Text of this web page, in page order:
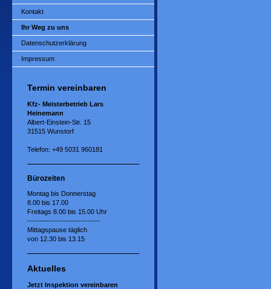
Kontakt
Ihr Weg zu uns
Datenschutzerklärung
Impressum
Termin vereinbaren
Kfz- Meisterbetrieb Lars
Heinemann
Albert-Einstein-Str. 15
31515 Wunstorf
Telefon: +49 5031 960181
Bürozeiten
Montag bis Donnerstag
8.00 bis 17.00
Freitags 8.00 bis 15.00 Uhr
------------------------------
Mittagspause täglich
von 12.30 bis 13.15
Aktuelles
Jetzt Inspektion vereinbaren